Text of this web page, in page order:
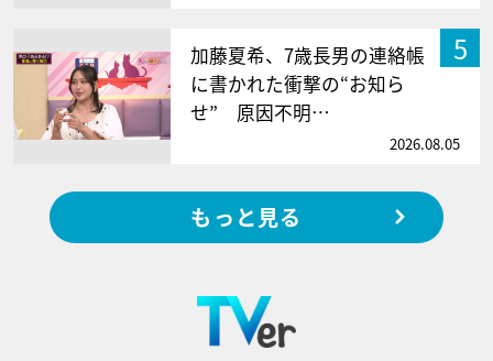
5
加藤夏希、7歳長男の連絡帳
に書かれた衝撃の“お知ら
せ” 原因不明…
2026.08.05
もっと見る